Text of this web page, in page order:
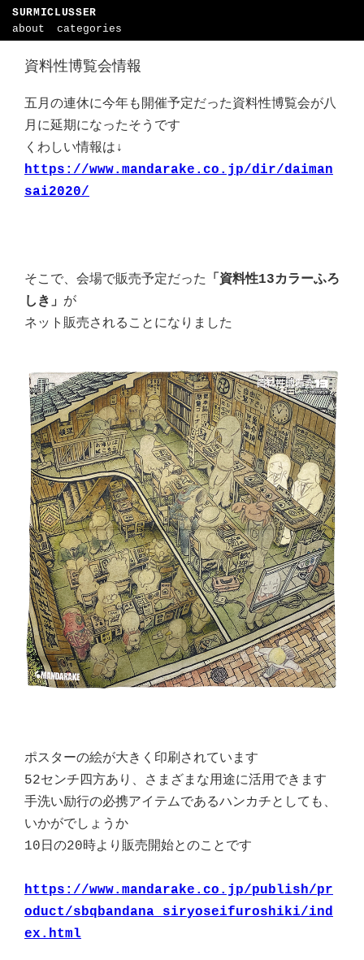
SURMICLUSSER
about
categories
資料性博覧会情報
五月の連休に今年も開催予定だった資料性博覧会が八
月に延期になったそうです
くわしい情報は↓
https://www.mandarake.co.jp/dir/daiman
sai2020/
そこで、会場で販売予定だった 「資料性13カラーふろ
しき」 が
ネット販売されることになりました
ポスターの絵が大きく印刷されています
52センチ四方あり、さまざまな用途に活用できます
手洗い励行の必携アイテムであるハンカチとしても、
いかがでしょうか
10日の20時より販売開始とのことです
https://www.mandarake.co.jp/publish/pr
oduct/sbqbandana_siryoseifuroshiki/ind
ex.html